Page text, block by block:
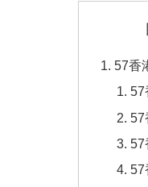
57香
57
57
57
57